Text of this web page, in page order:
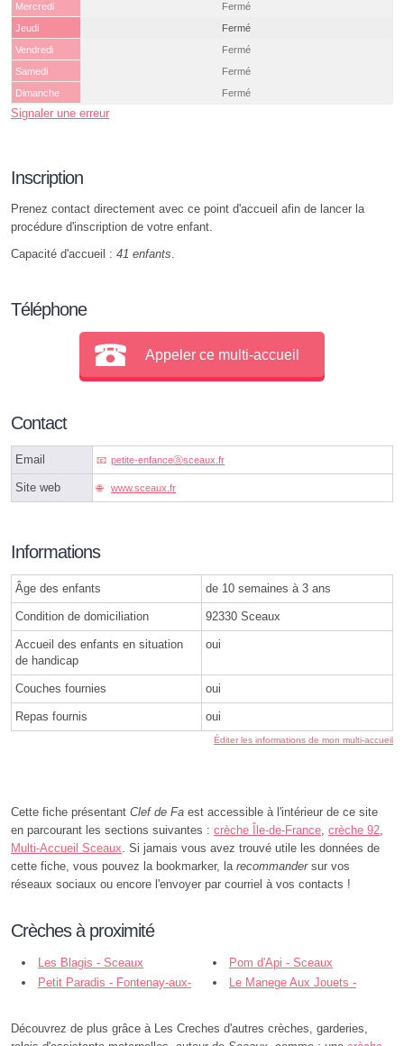
Mercredi
Fermé
Jeudi
Fermé
Vendredi
Fermé
Samedi
Fermé
Dimanche
Fermé
Signaler une erreur
Inscription
Prenez contact directement avec ce point d'accueil afin de lancer la
procédure d'inscription de votre enfant.
Capacité d'accueil : 41 enfants.
Téléphone
Appeler ce multi-accueil
Contact
Email petite-enfanceⓐsceaux.fr
Site web www.sceaux.fr
Informations
Âge des enfants de 10 semaines à 3 ans
Condition de domiciliation 92330 Sceaux
Accueil des enfants en situation
de handicap
oui
Couches fournies oui
Repas fournis oui
Éditer les informations de mon multi-accueil
Cette fiche présentant Clef de Fa est accessible à l'intérieur de ce site
en parcourant les sections suivantes : crèche Île-de-France, crèche 92,
Multi-Accueil Sceaux. Si jamais vous avez trouvé utile les données de
cette fiche, vous pouvez la bookmarker, la recommandersur vos
réseaux sociaux ou encore l'envoyer par courriel à vos contacts !
Crèches à proximité
Les Blagis - Sceaux
Pom d'Api - Sceaux
Petit Paradis - Fontenay-aux-
Le Manege Aux Jouets -
Découvrez de plus grâce à Les Creches d'autres crèches, garderies,